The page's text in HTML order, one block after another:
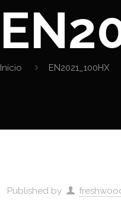
Início EN2021_100HX
Published by